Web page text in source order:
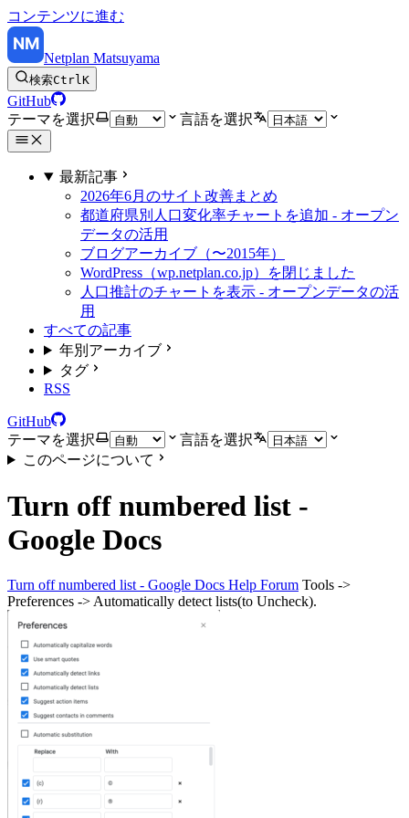
コンテンツに進む
Netplan Matsuyama
検索CtrlK
GitHub
テーマを選択
言語を選択
最新記事
2026年6月のサイト改善まとめ
都道府県別人口変化率チャートを追加 - オープン
データの活用
ブログアーカイブ（〜2015年）
WordPress（wp.netplan.co.jp）を閉じました
人口推計のチャートを表示 - オープンデータの活
用
すべての記事
年別アーカイブ
タグ
RSS
GitHub
テーマを選択
言語を選択
このページについて
Turn off numbered list -
Google Docs
Turn off numbered list - Google Docs Help Forum Tools ->
Preferences -> Automatically detect lists(to Uncheck).